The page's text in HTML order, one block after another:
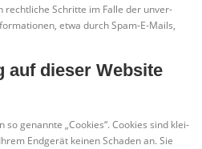
recht­li­che Schrit­te im Fal­le der unver­
etwa durch Spam-E-Mails,
auf dieser Website
genann­te „Coo­kies“. Coo­kies sind klei­
End­ge­rät kei­nen Scha­den an. Sie